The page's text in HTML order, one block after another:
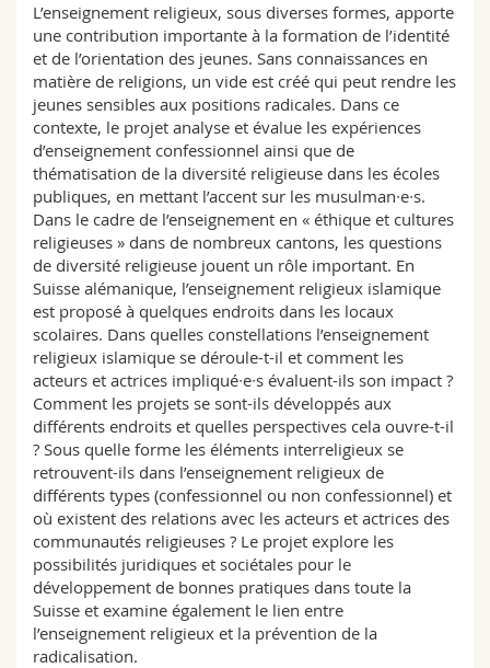
Sciences de l'éducation et de la formation
Sciences et médecine
Interfacultaire
Chercheurs
Collaborateurs
Doctorants
Bibliothèques
Webmail
Programme des cours
MyUnifr
L’enseignement religieux, sous diverses formes, apporte
une contribution importante à la formation de l’identité
et de l’orientation des jeunes. Sans connaissances en
matière de religions, un vide est créé qui peut rendre les
jeunes sensibles aux positions radicales. Dans ce
contexte, le projet analyse et évalue les expériences
d’enseignement confessionnel ainsi que de
thématisation de la diversité religieuse dans les écoles
publiques, en mettant l’accent sur les musulman∙e∙s.
Dans le cadre de l’enseignement en « éthique et cultures
religieuses » dans de nombreux cantons, les questions
de diversité religieuse jouent un rôle important. En
Suisse alémanique, l’enseignement religieux islamique
est proposé à quelques endroits dans les locaux
scolaires. Dans quelles constellations l’enseignement
religieux islamique se déroule-t-il et comment les
acteurs et actrices impliqué∙e∙s évaluent-ils son impact ?
Comment les projets se sont-ils développés aux
différents endroits et quelles perspectives cela ouvre-t-il
? Sous quelle forme les éléments interreligieux se
retrouvent-ils dans l’enseignement religieux de
différents types (confessionnel ou non confessionnel) et
où existent des relations avec les acteurs et actrices des
communautés religieuses ? Le projet explore les
possibilités juridiques et sociétales pour le
développement de bonnes pratiques dans toute la
Suisse et examine également le lien entre
l’enseignement religieux et la prévention de la
radicalisation.